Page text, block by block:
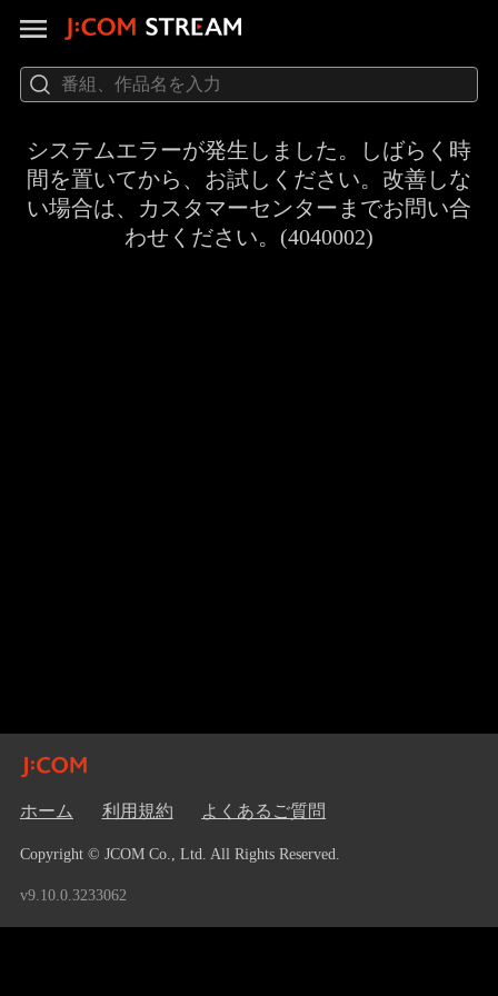
システムエラーが発生しました。しばらく時
間を置いてから、お試しください。改善しな
い場合は、カスタマーセンターまでお問い合
わせください。(4040002)
ホーム 利用規約 よくあるご質問
Copyright © JCOM Co., Ltd. All Rights Reserved.
v9.10.0.3233062